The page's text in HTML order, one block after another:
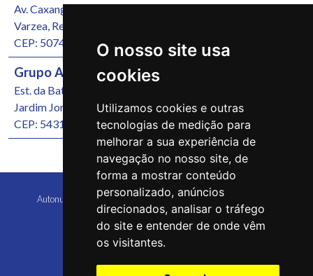
O nosso site usa
cookies
Utilizamos cookies e outras
tecnologias de medição para
melhorar a sua experiência de
navegação no nosso site, de
forma a mostrar conteúdo
personalizado, anúncios
direcionados, analisar o tráfego
do site e entender de onde vêm
os visitantes.
Av. Caxangá, 4251
Varzea, Recife/PE
CEP: 50740-000
Grupo Autonunes Seminovos
Est. da Batalha, 1000
Jardim Jordão, Jaboatão dos Guararapes/PE
CEP: 54315-570
Autonunes Caruaru Copyright 2026 Todos os direitos reservados